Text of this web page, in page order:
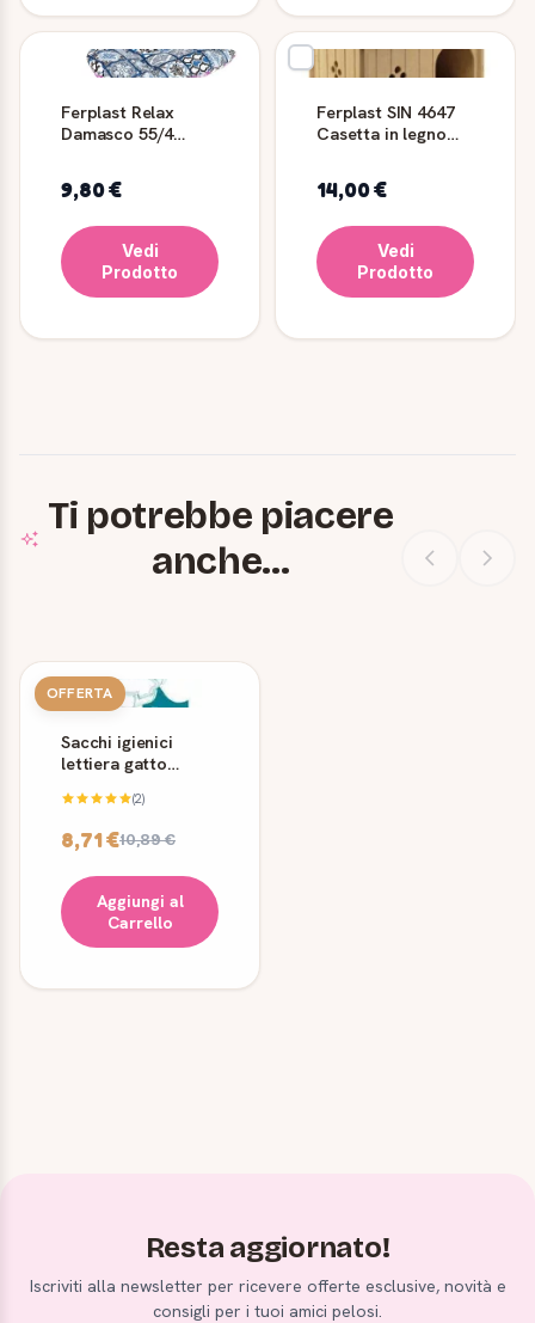
Ferplast Relax
Damasco 55/4
9,80 €
Vedi
Prodotto
Ferplast SIN 4647
Casetta in legno
14,00 €
Vedi
Prodotto
Ti potrebbe piacere
anche...
OFFERTA
Sacchi igienici
lettiera gatto
10 pz
(2)
8,71 €10,89 €
Aggiungi al
Carrello
Resta aggiornato!
Iscriviti alla newsletter per ricevere offerte esclusive, novità e
consigli per i tuoi amici pelosi.